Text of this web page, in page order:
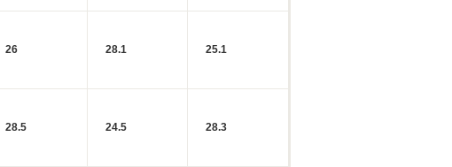
26 28.1 25.1
28.5 24.5 28.3